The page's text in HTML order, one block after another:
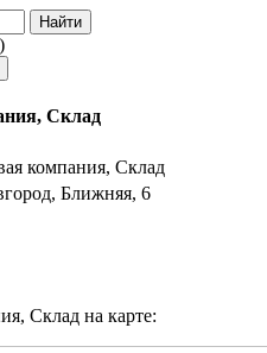
Склад
компания, Склад
Ближняя, 6
Склад на карте: